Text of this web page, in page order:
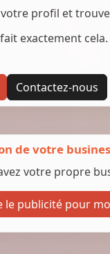
votre profil et
exactement
Contactez-nous
de votre
votre propre
le publicité pour